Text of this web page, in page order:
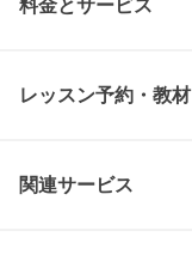
料金とサービス
レッスン予約・教材
関連サービス